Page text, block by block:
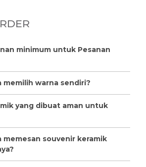
minimum untuk Pesanan
memilih warna sendiri?
yang dibuat aman untuk
memesan souvenir keramik